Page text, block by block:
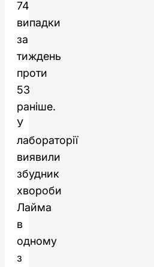
74
випадки
за
тиждень
проти
53
раніше.
У
лабораторії
виявили
збудник
хвороби
Лайма
в
одному
з